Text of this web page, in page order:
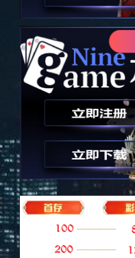
无缝拼接显示屏
关键词： 无缝拼接显示屏
消费电子
留言咨询